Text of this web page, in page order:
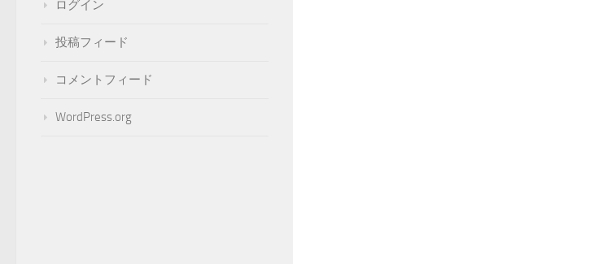
ログイン
投稿フィード
コメントフィード
WordPress.org